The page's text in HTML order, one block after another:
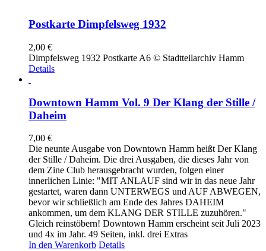
Postkarte Dimpfelsweg 1932
2,00 €
Dimpfelsweg 1932 Postkarte A6 © Stadtteilarchiv Hamm
Details
Downtown Hamm Vol. 9 Der Klang der Stille /
Daheim
7,00 €
Die neunte Ausgabe von Downtown Hamm heißt Der Klang
der Stille / Daheim. Die drei Ausgaben, die dieses Jahr von
dem Zine Club herausgebracht wurden, folgen einer
innerlichen Linie: "MIT ANLAUF sind wir in das neue Jahr
gestartet, waren dann UNTERWEGS und AUF ABWEGEN,
bevor wir schließlich am Ende des Jahres DAHEIM
ankommen, um dem KLANG DER STILLE zuzuhören."
Gleich reinstöbern! Downtown Hamm erscheint seit Juli 2023
und 4x im Jahr. 49 Seiten, inkl. drei Extras
In den Warenkorb Details